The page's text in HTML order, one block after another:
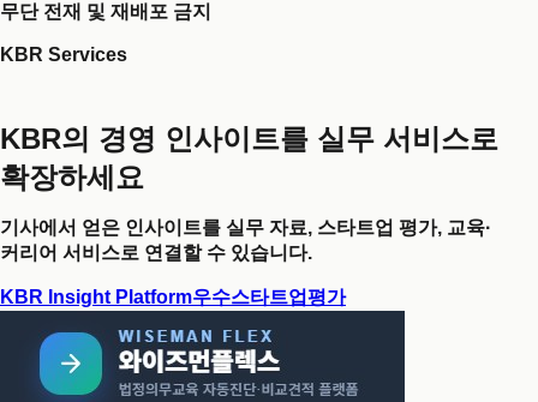
무단 전재 및 재배포 금지
KBR Services
KBR의 경영 인사이트를 실무 서비스로
확장하세요
기사에서 얻은 인사이트를 실무 자료, 스타트업 평가, 교육·
커리어 서비스로 연결할 수 있습니다.
KBR Insight Platform우수스타트업평가